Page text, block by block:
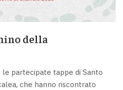
della
le partecipate tappe di Santo
che hanno riscontrato